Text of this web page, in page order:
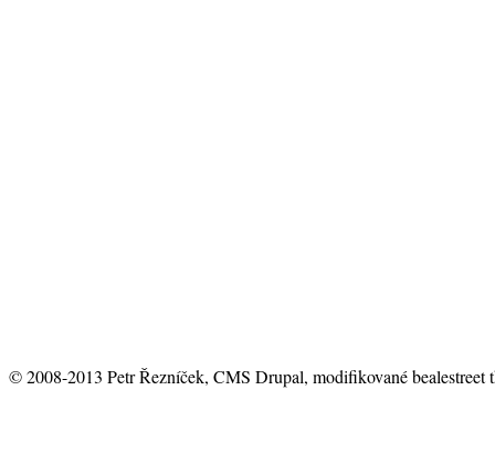
© 2008-2013 Petr Řezníček, CMS Drupal, modifikované bealestreet